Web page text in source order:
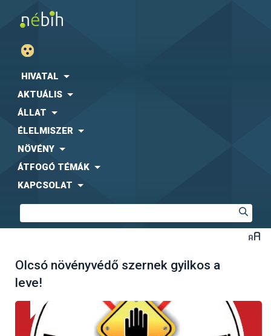
HIVATAL
AKTUÁLIS
ÁLLAT
ÉLELMISZER
NÖVÉNY
ÁTFOGÓ TÉMÁK
KAPCSOLAT
Olcsó növényvédő szernek gyilkos a
leve!